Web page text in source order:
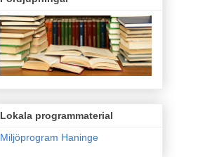
Lokala programmaterial
Miljöprogram Haninge